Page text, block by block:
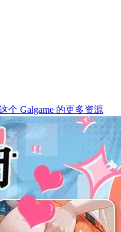
个 Galgame 的更多资源